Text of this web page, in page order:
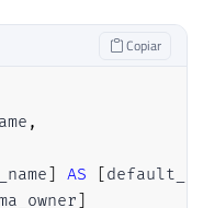
Copiar
,
] AS [
]